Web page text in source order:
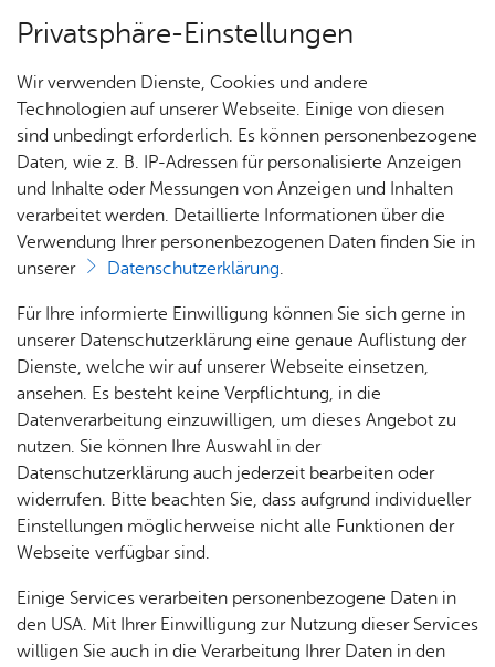
Un­ter­richts­an­ge­bo­te
schul­
kin­der
schul­
kin­der
Ju­
gend
wach­
se­ne
ter &
En­
sem­
bles
Nach­rich­ten
Mitt­woch, 19. Fe­bru­ar 2025
Ka­te­go­rie:Ju­gend mu­si­ziert
Jugend musiziert: Das sind
die Preisträger
Beim diesjährigen Regionalwettbewerb „Jugend
musiziert“ erspielten sich die jungen
Musikerinnen und Musiker der Musikschule
Friedrichshafen hervorragende Ergebnisse.
Bürgermeister Andreas Hein gratulierte zu den
Erfolgen.
Privatsphäre-Einstellungen
Wir verwenden Dienste, Cookies und andere
Technologien auf unserer Webseite. Einige von diesen
sind unbedingt erforderlich. Es können personenbezogene
Daten, wie z. B. IP-Adressen für personalisierte Anzeigen
und Inhalte oder Messungen von Anzeigen und Inhalten
verarbeitet werden. Detaillierte Informationen über die
Verwendung Ihrer personenbezogenen Daten finden Sie in
unserer
Datenschutzerklärung.
Für Ihre informierte Einwilligung können Sie sich gerne in
unserer Datenschutzerklärung eine genaue Auflistung der
Dienste, welche wir auf unserer Webseite einsetzen,
ansehen. Es besteht keine Verpflichtung, in die
Datenverarbeitung einzuwilligen, um dieses Angebot zu
nutzen. Sie können Ihre Auswahl in der
Datenschutzerklärung auch jederzeit bearbeiten oder
widerrufen. Bitte beachten Sie, dass aufgrund individueller
Einstellungen möglicherweise nicht alle Funktionen der
Webseite verfügbar sind.
Einige Services verarbeiten personenbezogene Daten in
den USA. Mit Ihrer Einwilligung zur Nutzung dieser Services
willigen Sie auch in die Verarbeitung Ihrer Daten in den